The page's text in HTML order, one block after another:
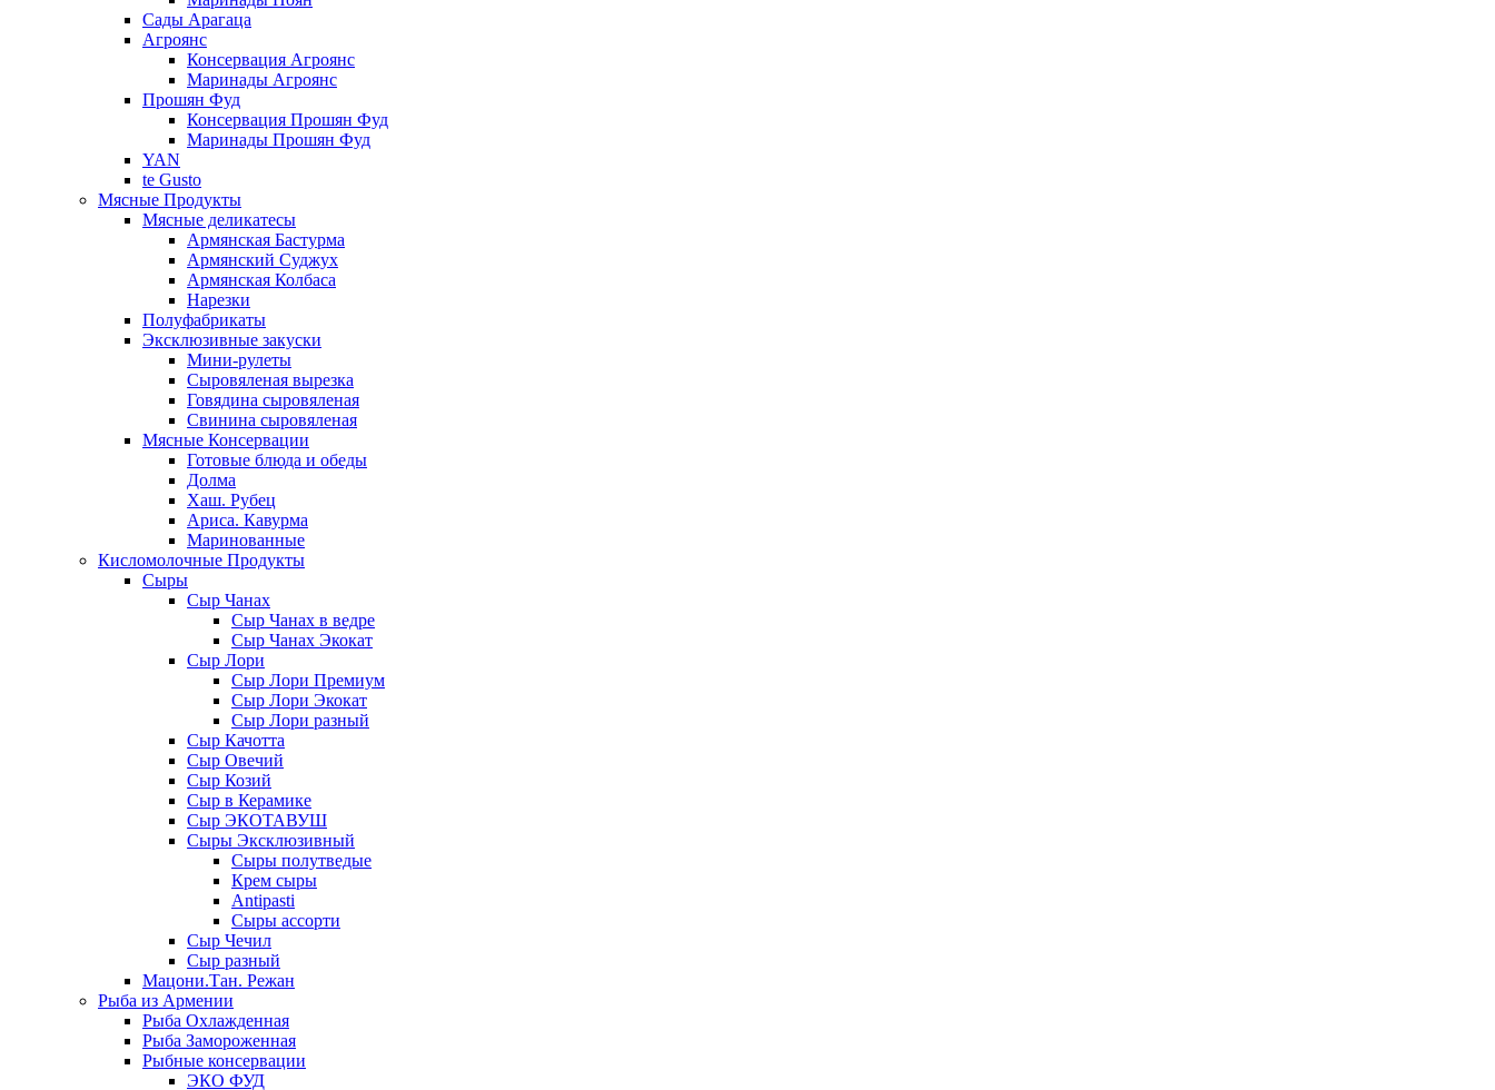
Сады Арагаца
Агроянс
Консервация Агроянс
Маринады Агроянс
Прошян Фуд
Консервация Прошян Фуд
Маринады Прошян Фуд
YAN
te Gusto
Мясные Продукты
Мясные деликатесы
Армянская Бастурма
Армянский Суджух
Армянская Колбаса
Нарезки
Полуфабрикаты
Эксклюзивные закуски
Мини-рулеты
Сыровяленая вырезка
Говядина сыровяленая
Свинина сыровяленая
Мясные Консервации
Готовые блюда и обеды
Долма
Хаш. Рубец
Ариса. Кавурма
Маринованные
Кисломолочные Продукты
Сыры
Сыр Чанах
Сыр Чанах в ведре
Сыр Чанах Экокат
Сыр Лори
Сыр Лори Премиум
Сыр Лори Экокат
Сыр Лори разный
Сыр Качотта
Сыр Овечий
Сыр Козий
Сыр в Керамике
Сыр ЭКОТАВУШ
Сыры Эксклюзивный
Сыры полутведые
Крем сыры
Antipasti
Сыры ассорти
Сыр Чечил
Сыр разный
Мацони.Тан. Режан
Рыба из Армении
Рыба Охлажденная
Рыба Замороженная
Рыбные консервации
ЭКО ФУД